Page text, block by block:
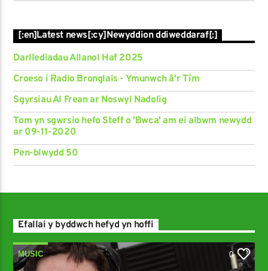
[:en]Latest news[:cy]Newyddion ddiweddaraf[:]
Darllediadau Allanol Haf 2025
Croeso i Radio Bronglais - Ymunwch â'r Tîm
Sgyrsiau Al Frean ar Noswyl Nadolig
Tom yn sgwrsio hefo Steff o 'Bwca' am ei albwm newydd
ar 09-11-2020
Pen-blwydd 50
Efallai y byddwch hefyd yn hoffi
MUSIC 0